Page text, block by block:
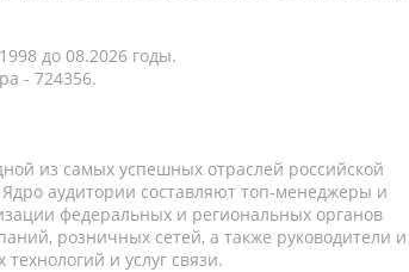
до 08.2026 годы.
- 724356.
из самых успешных отраслей российской
аудитории составляют топ-менеджеры и
федеральных и региональных органов
розничных сетей, а также руководители и
и услуг связи.